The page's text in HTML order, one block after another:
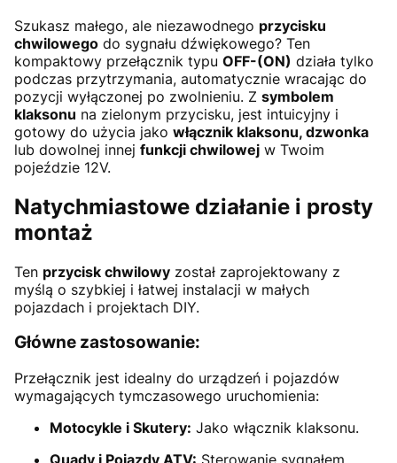
Szukasz małego, ale niezawodnego przycisku
chwilowego do sygnału dźwiękowego? Ten
kompaktowy przełącznik typu OFF-(ON) działa tylko
podczas przytrzymania, automatycznie wracając do
pozycji wyłączonej po zwolnieniu. Z symbolem
klaksonu na zielonym przycisku, jest intuicyjny i
gotowy do użycia jako włącznik klaksonu, dzwonka
lub dowolnej innej funkcji chwilowej w Twoim
pojeździe 12V.
Natychmiastowe działanie i prosty
montaż
Ten przycisk chwilowy został zaprojektowany z
myślą o szybkiej i łatwej instalacji w małych
pojazdach i projektach DIY.
Główne zastosowanie:
Przełącznik jest idealny do urządzeń i pojazdów
wymagających tymczasowego uruchomienia:
Motocykle i Skutery: Jako włącznik klaksonu.